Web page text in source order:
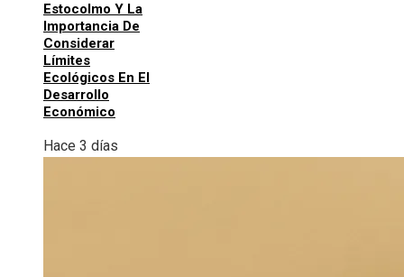
Estocolmo Y La
Importancia De
Considerar
Límites
Ecológicos En El
Desarrollo
Económico
Hace 3 días